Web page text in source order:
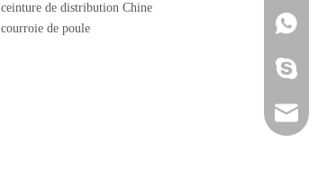
ceinture de distribution Chine
courroie de poule
+86 136
+86 136